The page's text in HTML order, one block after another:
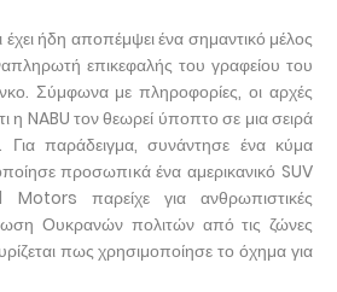
έχει ήδη αποπέμψει ένα σημαντικό μέλος
επικεφαλής του γραφείου του
Σύμφωνα με πληροφορίες, οι αρχές
η NABU τον θεωρεί ύποπτο σε μια σειρά
Για παράδειγμα, συνάντησε ένα κύμα
προσωπικά ένα αμερικανικό SUV
παρείχε για ανθρωπιστικές
Ουκρανών πολιτών από τις ζώνες
πως χρησιμοποίησε το όχημα για